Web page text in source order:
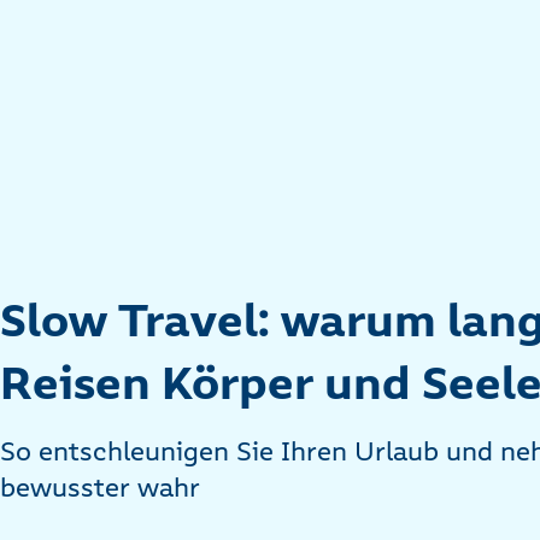
Slow Travel: warum
Reisen Körper und
So entschleunigen Sie Ihren Urlaub und
bewusster wahr